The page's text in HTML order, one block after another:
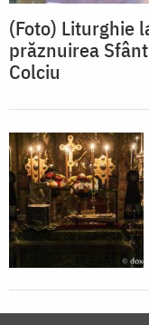
(Foto) Liturghie
prăznuirea
Colciu